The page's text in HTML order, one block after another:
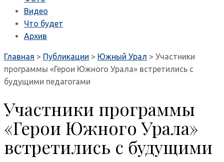
Видео
Что будет
Архив
Главная > Публикации > Южный Урал > Участники
программы «Герои Южного Урала» встретились с
будущими педагогами
Участники программы
«Герои Южного Урала»
встретились с будущими